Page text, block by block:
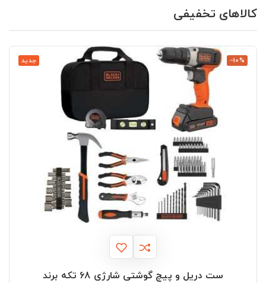
کالاهای تخفیفی
جدید ‎−10%
ست دریل و پیچ گوشتی شارژی 68 تکه برند